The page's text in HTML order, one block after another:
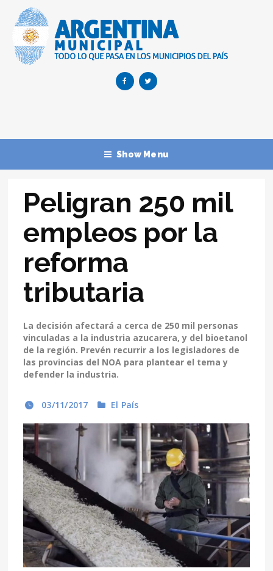
Show Menu
Peligran 250 mil
empleos por la
reforma
tributaria
La decisión afectará a cerca de 250 mil personas
vinculadas a la industria azucarera, y del bioetanol
de la región. Prevén recurrir a los legisladores de
las provincias del NOA para plantear el tema y
defender la industria.
03/11/2017 El País